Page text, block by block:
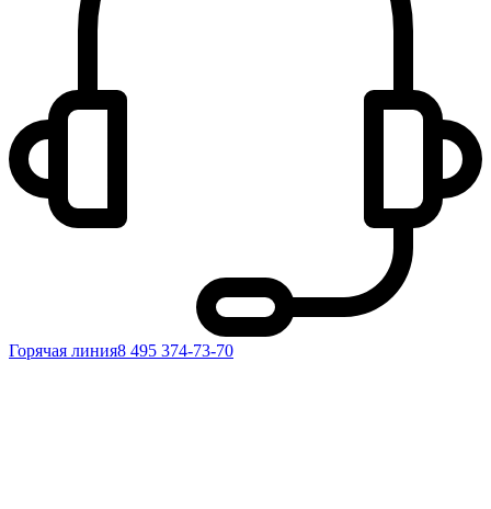
Горячая линия8 495 374-73-70